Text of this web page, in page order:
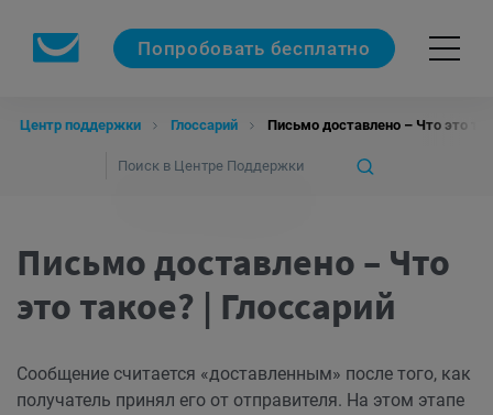
Попробовать бесплатно
Центр поддержки Глоссарий Письмо доставлено – Что это
Письмо доставлено – Что
это такое? | Глоссарий
Сообщение считается «доставленным» после того, как
получатель принял его от отправителя. На этом этапе